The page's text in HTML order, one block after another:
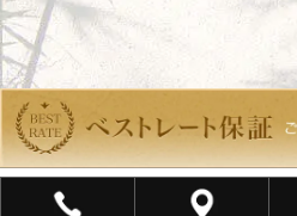
English
繁體中文